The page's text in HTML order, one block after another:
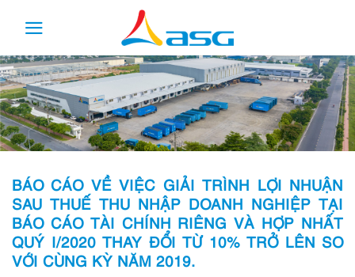
content
BÁO CÁO VỀ VIỆC GIẢI TRÌNH LỢI NHUẬN
SAU THUẾ THU NHẬP DOANH NGHIỆP TẠI
BÁO CÁO TÀI CHÍNH RIÊNG VÀ HỢP NHẤT
QUÝ I/2020 THAY ĐỔI TỪ 10% TRỞ LÊN SO
VỚI CÙNG KỲ NĂM 2019.